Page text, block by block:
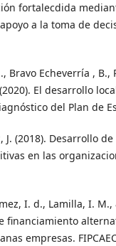
fortalecdida
a la toma de
Bravo Echeverría , B.,
El desarrollo
del Plan de
J. (2018). Desarrollo
en las
I. d., Lamilla, I. M.,
financiamiento
empresas.